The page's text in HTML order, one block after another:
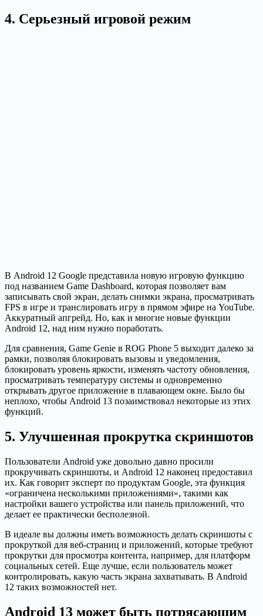
4. Серьезный игровой режим
В Android 12 Google представила новую игровую функцию
под названием Game Dashboard, которая позволяет вам
записывать свой экран, делать снимки экрана, просматривать
FPS в игре и транслировать игру в прямом эфире на YouTube.
Аккуратный апгрейд. Но, как и многие новые функции
Android 12, над ним нужно поработать.
Для сравнения, Game Genie в ROG Phone 5 выходит далеко за
рамки, позволяя блокировать вызовы и уведомления,
блокировать уровень яркости, изменять частоту обновления,
просматривать температуру системы и одновременно
открывать другое приложение в плавающем окне. Было бы
неплохо, чтобы Android 13 позаимствовал некоторые из этих
функций.
5. Улучшенная прокрутка скриншотов
Пользователи Android уже довольно давно просили
прокручивать скриншоты, и Android 12 наконец предоставил
их. Как говорит эксперт по продуктам Google, эта функция
«ограничена несколькими приложениями», такими как
настройки вашего устройства или панель приложений, что
делает ее практически бесполезной.
В идеале вы должны иметь возможность делать скриншоты с
прокруткой для веб-страниц и приложений, которые требуют
прокрутки для просмотра контента, например, для платформ
социальных сетей. Еще лучше, если пользователь может
контролировать, какую часть экрана захватывать. В Android
12 таких возможностей нет.
Android 13 может быть потрясающим